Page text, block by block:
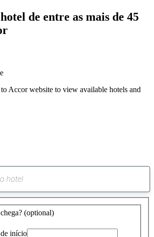
de entre as mais de 45
Accor website to view available hotels and
sugestão
encontrada
(optional)
início